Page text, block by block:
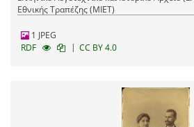
Εθνικής Τραπέζης (ΜΙΕΤ)
1 JPEG
RDF
| CC BY 4.0